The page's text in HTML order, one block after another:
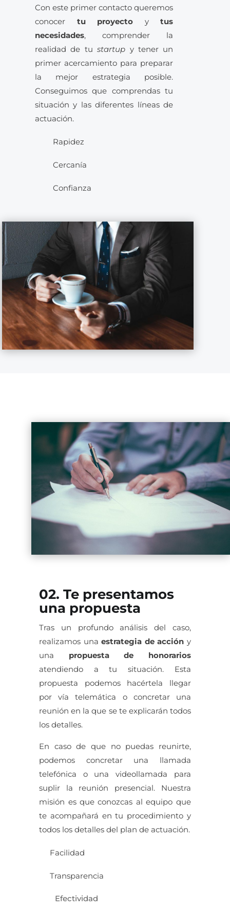
Con este primer contacto queremos
conocer tu proyecto ytus
necesidades, comprender la
realidad de tustartup y tener un
primer acercamiento para preparar
la mejor estrategia posible.
Conseguimos que comprendas tu
situación y las diferentes líneas de
actuación.
Rapidez
Cercanía
Confianza
02. Te presentamos
una propuesta
Tras un profundo análisis del caso,
realizamos unaestrategia de acción y
una propuesta de honorarios
atendiendo a tu situación. Esta
propuesta podemos hacértela llegar
por vía telemática o concretar una
reunión en la que se te explicarán todos
los detalles.
En caso de que no puedas reunirte,
podemos concretar una llamada
telefónica o una videollamada para
suplir la reunión presencial. Nuestra
misión es que conozcas al equipo que
te acompañará en tu procedimiento y
todos los detalles del plan de actuación.
Facilidad
Transparencia
Efectividad